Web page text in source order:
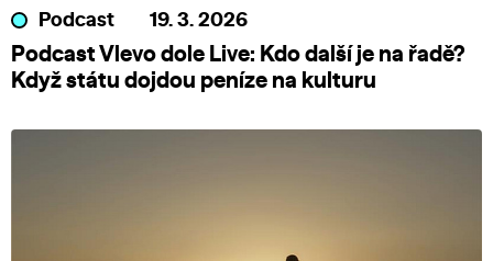
Podcast 19. 3. 2026
Podcast Vlevo dole Live: Kdo další je na řadě?
Když státu dojdou peníze na kulturu